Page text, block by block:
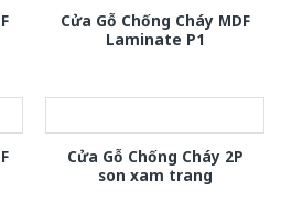
Cửa Gỗ Chống Cháy MDF
Laminate P1
Cửa Gỗ Chống Cháy 2P
son xam trang